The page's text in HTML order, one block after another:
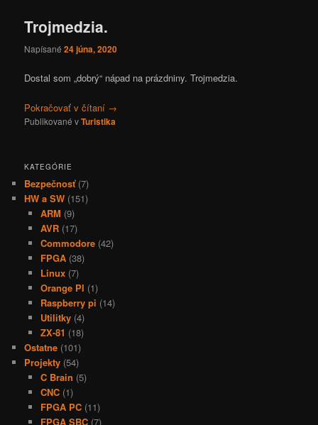
Trojmedzia.
Napísané24 júna, 2020
Dostal som „dobrý“ nápad na prázdniny. Trojmedzia.
Pokračovať v čítaní →
Publikované vTuristika
KATEGÓRIE
Bezpečnosť(7)
HW a SW (151)
ARM (9)
AVR(17)
Commodore(42)
FPGA(38)
Linux(7)
Orange PI (1)
Raspberry pi (14)
Utilitky(4)
ZX-81 (18)
Ostatne (101)
Projekty (54)
C Brain (5)
CNC(1)
FPGA PC(11)
FPGA SBC(7)